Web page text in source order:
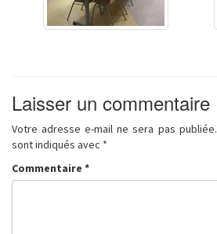
Laisser un commentaire
Votre adresse e-mail ne sera pas publiée.
sont indiqués avec *
Commentaire *